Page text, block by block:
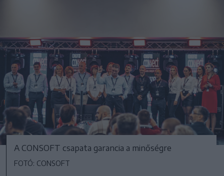
A CONSOFT csapata garancia a minőségre
FOTÓ: CONSOFT